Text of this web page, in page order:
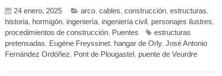
24 enero, 2025 arco, cables, construcción, estructuras,
historia, hormigón, ingeniería, ingeniería civil , personajes ilustres,
procedimientos de construcción, Puentes
estructuras
pretensadas, Eugène Freyssinet, hangar de Orly, José Antonio
Fernández Ordóñez, Pont de Plougastel , puente de Veurdre